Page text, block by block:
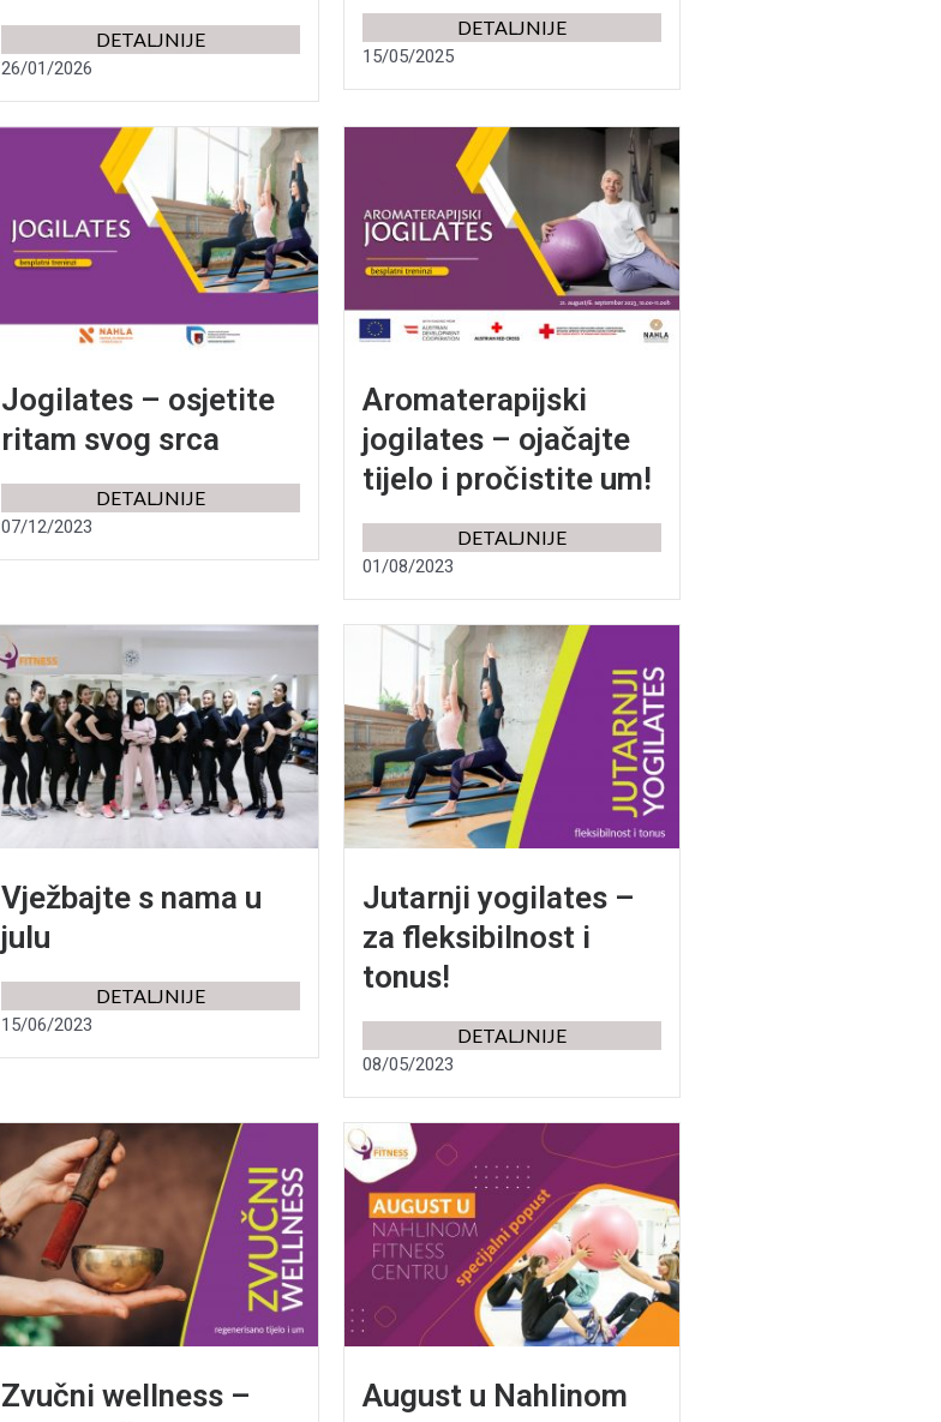
DETALJNIJE
26/01/2026
DETALJNIJE
15/05/2025
Jogilates – osjetite
ritam svog srca
DETALJNIJE
07/12/2023
Aromaterapijski
jogilates – ojačajte
tijelo i pročistite um!
DETALJNIJE
01/08/2023
Vježbajte s nama u
julu
DETALJNIJE
15/06/2023
Jutarnji yogilates –
za fleksibilnost i
tonus!​
DETALJNIJE
08/05/2023
Zvučni wellness –
August u Nahlinom